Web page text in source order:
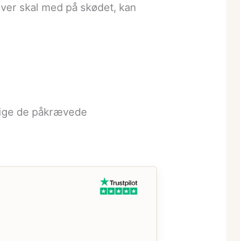
skal med på skødet, kan
de påkrævede